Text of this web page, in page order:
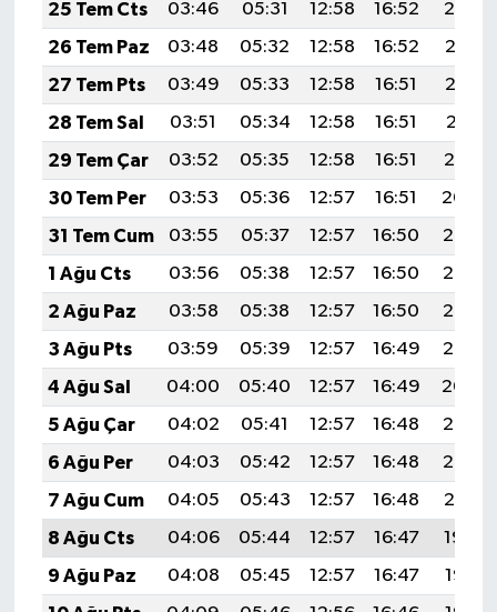
25 Tem Cts
03:46 05:31 12:58 16:52
20:14
26 Tem Paz
03:48 05:32 12:58 16:52
20:13
27 Tem Pts
03:49 05:33 12:58 16:51
20:12
28 Tem Sal
03:51 05:34 12:58 16:51
20:11
29 Tem Çar
03:52 05:35 12:58 16:51
20:10
30 Tem Per
03:53 05:36 12:57 16:51
20:09
31 Tem Cum
03:55 05:37 12:57 16:50
20:08
1 Ağu Cts
03:56 05:38 12:57 16:50
20:07
2 Ağu Paz
03:58 05:38 12:57 16:50
20:06
3 Ağu Pts
03:59 05:39 12:57 16:49
20:05
4 Ağu Sal
04:00 05:40 12:57 16:49
20:04
5 Ağu Çar
04:02 05:41 12:57 16:48
20:03
6 Ağu Per
04:03 05:42 12:57 16:48
20:02
7 Ağu Cum
04:05 05:43 12:57 16:48
20:01
8 Ağu Cts
04:06 05:44 12:57 16:47
19:59
9 Ağu Paz
04:08 05:45 12:57 16:47
19:58